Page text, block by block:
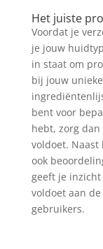
Het juiste
Voordat je
je jouw
in staat om
bij jouw
bent voor
hebt, zorg
voldoet. Naast
ook
geeft je
voldoet aan
gebruikers.